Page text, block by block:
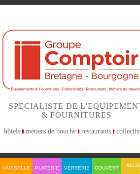
SPECIALISTE DE
& FOURNITURES
hôtels métiers de bouche restaurants
VAISSELLE PLATERIE VERRERIE COUVERT